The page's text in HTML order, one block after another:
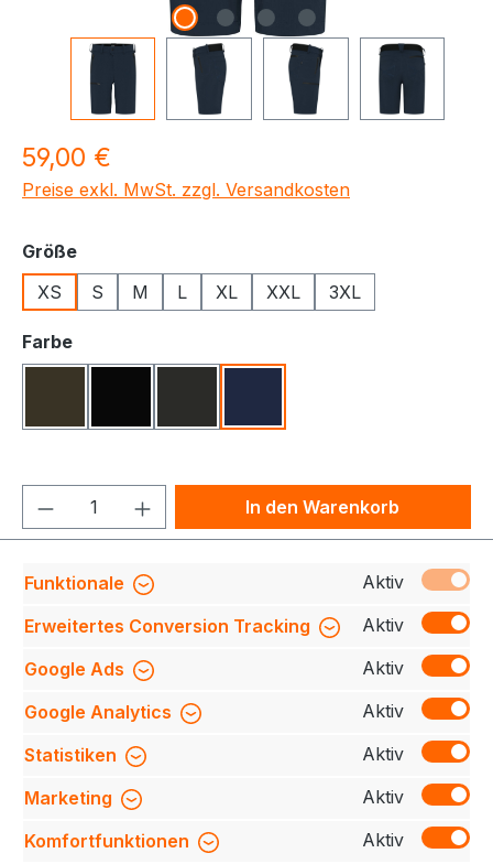
Regulärer Preis:
59,00 €
Preise exkl. MwSt. zzgl. Versandkosten
Größeauswählen
XS
S M L XL XXL 3XL
Farbeauswählen
Produkt Anzahl: Gib denIn den Warenkorb
Produktnummer:
Beschreibung
Sehr leichte und gleichzeitig
robuste, funktionelle Shorts mit dehnbarem
Hosenbund, Sicherheitsknopf und Reißverschluss,
ein…Mehr
Bewertungen
Funktionale
Aktiv
Erweitertes Conversion Tracking
Aktiv
Google Ads
Aktiv
Google Analytics
Aktiv
Statistiken
Aktiv
Marketing
Aktiv
Komfortfunktionen
Aktiv